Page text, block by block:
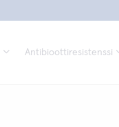
Antibioottiresistenssi